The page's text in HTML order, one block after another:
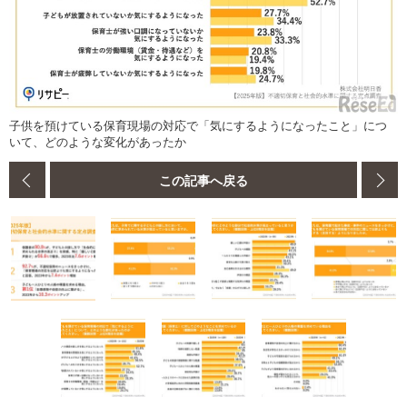
子供を預けている保育現場の対応で「気にするようになったこと」につ
いて、どのような変化があったか
この記事へ戻る